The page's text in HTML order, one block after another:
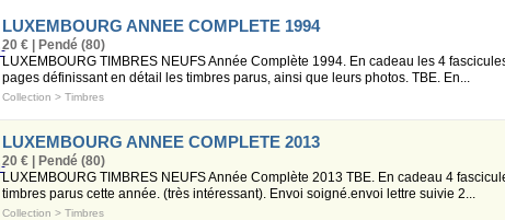
LUXEMBOURG ANNEE COMPLETE 1994
20 € | Pendé (80)
LUXEMBOURG TIMBRES NEUFS Année Complète 1994. En cadeau les 4
pages définissant en détail les timbres parus, ainsi que leurs photos. TBE. En...
Collection > Timbres
LUXEMBOURG ANNEE COMPLETE 2013
20 € | Pendé (80)
LUXEMBOURG TIMBRES NEUFS Année Complète 2013 TBE. En cadeau 4
timbres parus cette année. (très intéressant). Envoi soigné.envoi lettre suivie 2...
Collection > Timbres